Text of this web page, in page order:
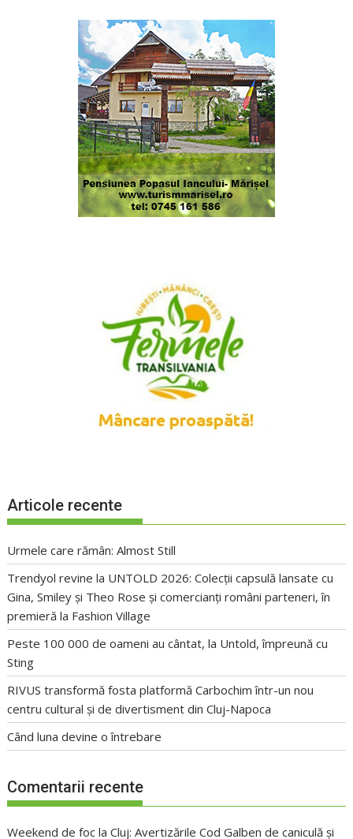
Articole recente
Urmele care rămân: Almost Still
Trendyol revine la UNTOLD 2026: Colecții capsulă lansate cu
Gina, Smiley și Theo Rose și comercianți români parteneri, în
premieră la Fashion Village
Peste 100 000 de oameni au cântat, la Untold, împreună cu
Sting
RIVUS transformă fosta platformă Carbochim într-un nou
centru cultural și de divertisment din Cluj-Napoca
Când luna devine o întrebare
Comentarii recente
Weekend de foc la Cluj: Avertizările Cod Galben de caniculă și